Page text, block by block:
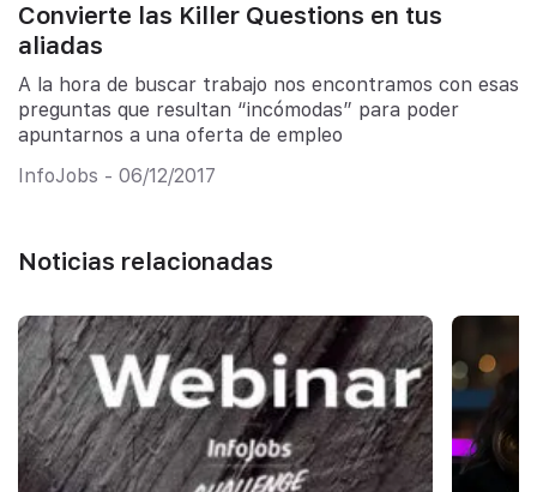
Convierte las Killer Questions en tus
aliadas
A la hora de buscar trabajo nos encontramos con esas
preguntas que resultan “incómodas” para poder
apuntarnos a una oferta de empleo
InfoJobs - 06/12/2017
Noticias relacionadas